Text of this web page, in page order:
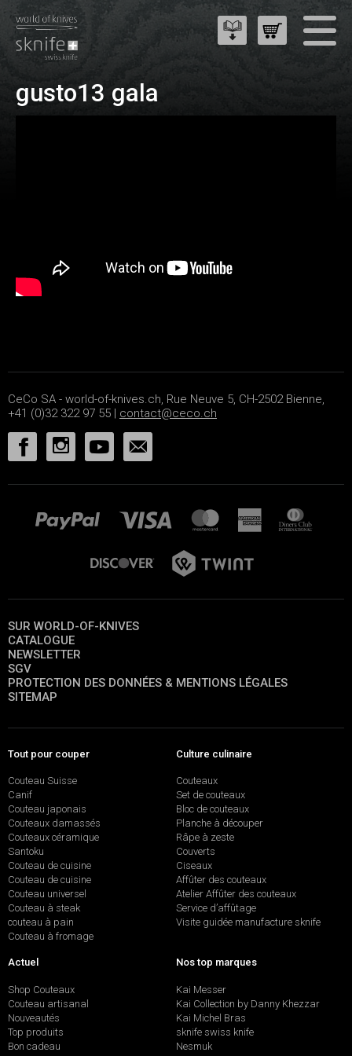
gusto13 gala
CeCo SA - world-of-knives.ch, Rue Neuve 5, CH-2502 Bienne,
+41 (0)32 322 97 55 | contact@ceco.ch
SUR WORLD-OF-KNIVES
CATALOGUE
NEWSLETTER
SGV
PROTECTION DES DONNÉES & MENTIONS LÉGALES
SITEMAP
Tout pour couper
Couteau Suisse
Canif
Couteau japonais
Couteaux damassés
Couteaux céramique
Santoku
Couteau de cuisine
Couteau de cuisine
Couteau universel
Couteau à steak
couteau à pain
Couteau à fromage
Culture culinaire
Couteaux
Set de couteaux
Bloc de couteaux
Planche à découper
Râpe à zeste
Couverts
Ciseaux
Affûter des couteaux
Atelier Affûter des couteaux
Service d’affûtage
Visite guidée manufacture sknife
Actuel
Shop Couteaux
Couteau artisanal
Nouveautés
Top produits
Bon cadeau
Nos top marques
Kai Messer
Kai Collection by Danny Khezzar
Kai Michel Bras
sknife swiss knife
Nesmuk